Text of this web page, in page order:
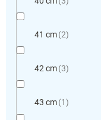
41 cm 2
42 cm 3
43 cm 1